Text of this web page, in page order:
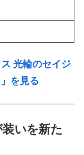
光輪のセイジ
を見る
いを新た